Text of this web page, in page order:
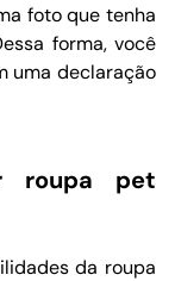
foto que tenha
forma, você
uma declaração
roupa pet
da roupa